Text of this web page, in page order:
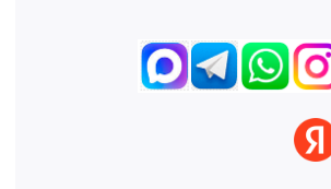
Хабаровск, Новокузнецк, Оренбург, Кемерово, Ижевск, Томск,
Набережные Челны, Липецк Казахстан, Алматы, Астана, Павлодар,
Усть - Каменногорск, Сочи.